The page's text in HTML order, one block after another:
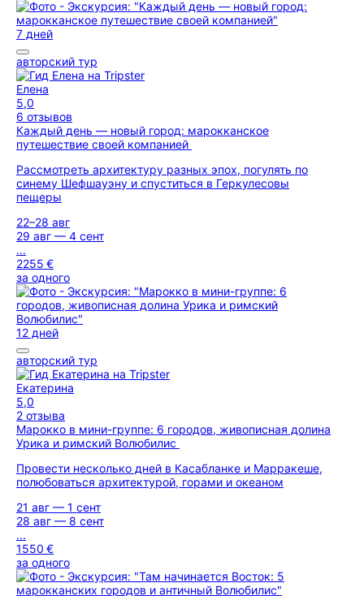
7 дней
авторский тур
Елена
5,0
6 отзывов
Каждый день — новый город: марокканское
путешествие своей компанией
Рассмотреть архитектуру разных эпох, погулять по
синему Шефшауэну и спуститься в Геркулесовы
пещеры
22–28 авг
29 авг — 4 сент
...
2255 €
за одного
12 дней
авторский тур
Екатерина
5,0
2 отзыва
Марокко в мини-группе: 6 городов, живописная долина
Урика и римский Волюбилис
Провести несколько дней в Касабланке и Марракеше,
полюбоваться архитектурой, горами и океаном
21 авг — 1 сент
28 авг — 8 сент
...
1550 €
за одного